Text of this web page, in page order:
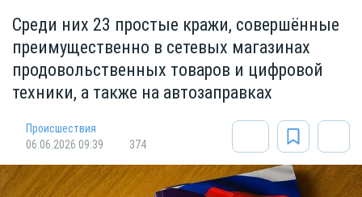
Среди них 23 простые кражи, совершённые
преимущественно в сетевых магазинах
продовольственных товаров и цифровой
техники, а также на автозаправках
Происшествия
06.06.2026 09:39
374